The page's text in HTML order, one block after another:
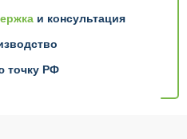
и консультация
точку РФ